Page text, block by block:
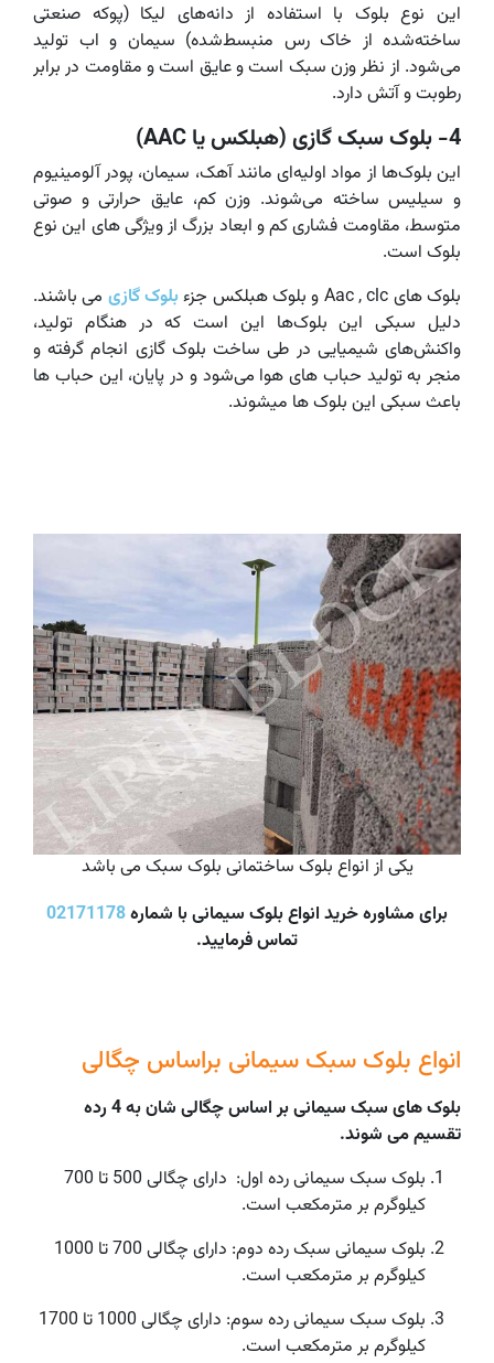
این نوع بلوک با استفاده از دانه‌های لیکا (پوکه صنعتی
ساخته‌شده از خاک رس منبسط‌شده) سیمان و اب تولید
می‌شود. از نظر وزن سبک‌ است و عایق‌ است و مقاومت در برابر
رطوبت و آتش دارد.
4- بلوک سبک گازی (هبلکس یا AAC)
این بلوک‌ها از مواد اولیه‌ای مانند آهک، سیمان، پودر آلومینیوم
و سیلیس ساخته می‌شوند. وزن کم، عایق حرارتی و صوتی
متوسط، مقاومت فشاری کم و ابعاد بزرگ از ویژگی های این نوع
بلوک است.
بلوک های Aac , clc و بلوک هبلکس جزء
بلوک گازی می باشند.
دلیل سبکی این بلوک‌ها این است که در هنگام تولید،
واکنش‌های شیمیایی در طی ساخت بلوک‌ گازی انجام گرفته و
منجر به تولید حباب های هوا می‌شود و در پایان، این حباب ها
باعث سبکی این بلوک ها میشوند.
یکی از انواع بلوک ساختمانی بلوک سبک می باشد
برای مشاوره خرید انواع بلوک سیمانی با شماره02171178
تماس فرمایید.
انواع بلوک سبک سیمانی براساس چگالی
بلوک­ های سبک سیمانی بر اساس چگالی شان به 4 رده
تقسیم می­ شوند.
بلوک سبک سیمانی رده اول: دارای چگالی 500 تا 700
کیلوگرم بر مترمکعب است.
بلوک سیمانی سبک رده دوم: دارای چگالی 700 تا 1000
کیلوگرم بر مترمکعب است.
بلوک سبک سیمانی رده سوم: دارای چگالی 1000 تا 1700
کیلوگرم بر مترمکعب است.